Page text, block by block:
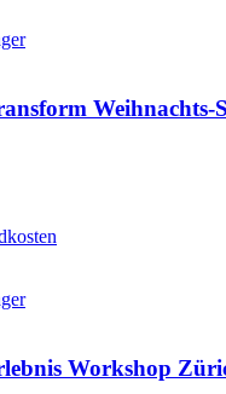
Weihnachts-
Workshop